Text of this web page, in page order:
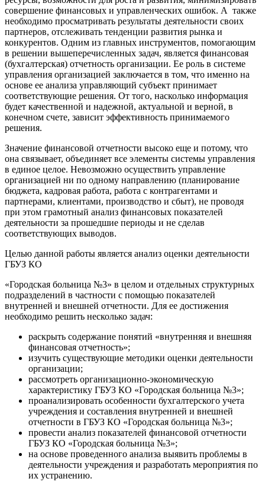
совершение финансовых и управленческих ошибок. А также
необходимо просматривать результаты деятельности своих
партнеров, отслеживать тенденции развития рынка и
конкурентов. Одним из главных инструментов, помогающим
в решении вышеперечисленных задач, является финансовая
(бухгалтерская) отчетность организации. Ее роль в системе
управления организацией заключается в том, что именно на
основе ее анализа управляющий субъект принимает
соответствующие решения. От того, насколько информация
будет качественной и надежной, актуальной и верной, в
конечном счете, зависит эффективность принимаемого
решения.
Значение финансовой отчетности высоко еще и потому, что
она связывает, объединяет все элементы системы управления
в единое целое. Невозможно осуществить управление
организацией ни по одному направлению (планирование
бюджета, кадровая работа, работа с контрагентами и
партнерами, клиентами, производство и сбыт), не проводя
при этом грамотный анализ финансовых показателей
деятельности за прошедшие периоды и не сделав
соответствующих выводов.
Целью данной работы является анализ оценки деятельности
ГБУЗ КО
«Городская больница №3» в целом и отдельных структурных
подразделений в частности с помощью показателей
внутренней и внешней отчетности. Для ее достижения
необходимо решить несколько задач:
раскрыть содержание понятий «внутренняя и внешняя
финансовая отчетность»;
изучить существующие методики оценки деятельности
организации;
рассмотреть организационно-экономическую
характеристику ГБУЗ КО «Городская больница №3»;
проанализировать особенности бухгалтерского учета
учреждения и составления внутренней и внешней
отчетности в ГБУЗ КО «Городская больница №3»;
провести анализ показателей финансовой отчетности
ГБУЗ КО «Городская больница №3»;
на основе проведенного анализа выявить проблемы в
деятельности учреждения и разработать мероприятия по
их устранению.